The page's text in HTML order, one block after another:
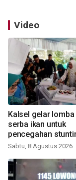
Video
Kalsel gelar
serba ikan untuk
pencegahan
Sabtu, 8 Agustus 2026